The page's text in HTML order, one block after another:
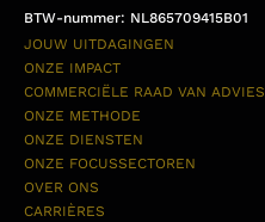
BTW-nummer: NL865709415B01
JOUW UITDAGINGEN
ONZE IMPACT
COMMERCIËLE RAAD VAN ADVIES
ONZE METHODE
ONZE DIENSTEN
ONZE FOCUSSECTOREN
OVER ONS
CARRIÈRES